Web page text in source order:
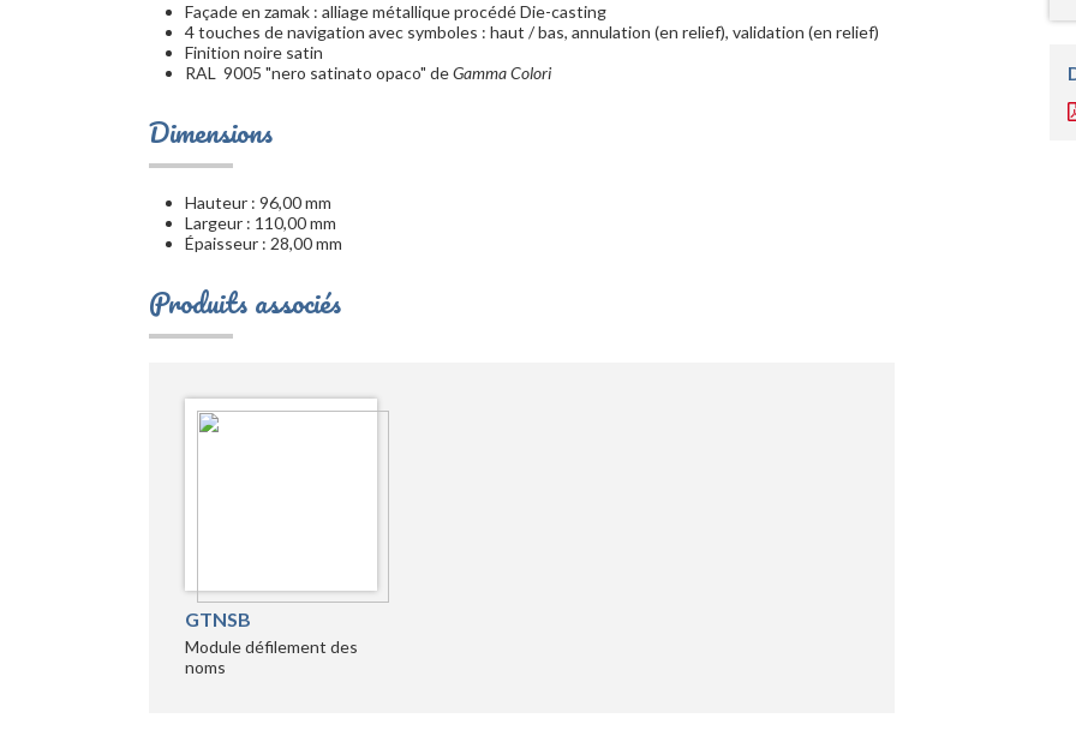
Façade en zamak : alliage métallique procédé Die-casting
4 touches de navigation avec symboles : haut / bas, annulation (en relief), validation (en relief)
Finition noire satin
RAL 9005 "nero satinato opaco" deGamma Colori
Dimensions
Hauteur : 96,00 mm
Largeur : 110,00 mm
Épaisseur : 28,00 mm
Produits associés
GTNSB
Module défilement des
noms